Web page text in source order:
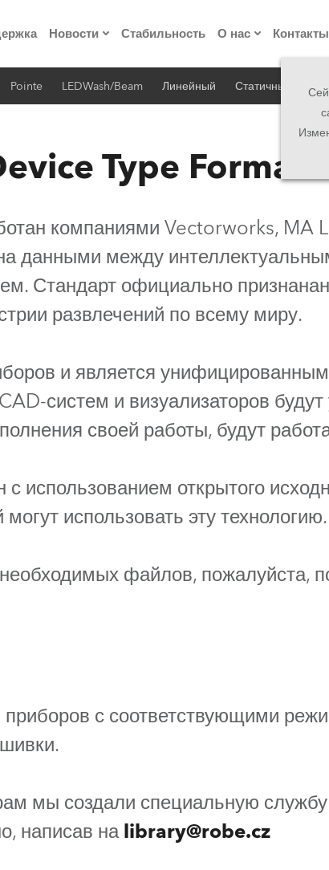
Новости
Пресс-релизы
Стабильность О нас
о компании
Сделано в
директорат
вакансии
юридическая
Контакты
Asia
Pointe LEDWash/Beam Линейный Статичный
Type Format
компаниями Vectorworks, MA
данными между
Стандарт официально
развлечений по всему миру.
и является
систем и визуализаторов
своей работы, будут
использованием открытого
использовать эту технологию.
файлов, пожалуйста,
с соответствующими
мы создали специальную
написав наlibrary@robe.cz